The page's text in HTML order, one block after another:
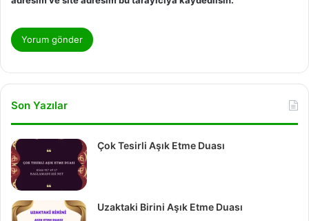
Son Yazılar
Çok Tesirli Aşık Etme Duası
Uzaktaki Birini Aşık Etme Duası